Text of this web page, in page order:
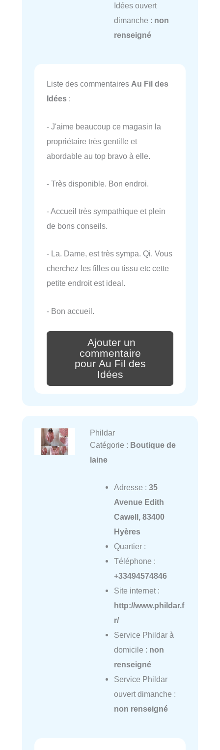
Idées ouvert
dimanche : non
renseigné
Liste des commentaires Au Fil des
Idées :
- J'aime beaucoup ce magasin la
propriétaire très gentille et
abordable au top bravo à elle.
- Très disponible. Bon endroi.
- Accueil très sympathique et plein
de bons conseils.
- La. Dame, est très sympa. Qi. Vous
cherchez les filles ou tissu etc cette
petite endroit est ideal.
- Bon accueil.
Ajouter un
commentaire
pour Au Fil des
Idées
Phildar
Catégorie : Boutique de
laine
Adresse : 35
Avenue Edith
Cawell, 83400
Hyères
Quartier :
Téléphone :
+33494574846
Site internet :
http://www.phildar.f
r/
Service Phildar à
domicile : non
renseigné
Service Phildar
ouvert dimanche :
non renseigné